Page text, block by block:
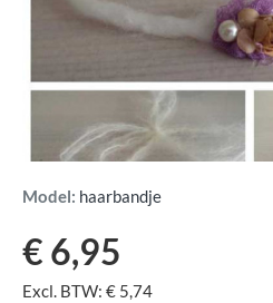
Model: haarbandje
€ 6,95
Excl. BTW: € 5,74